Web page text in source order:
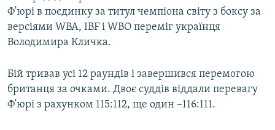
Ф'юрі в поєдинку за титул чемпіона світу з боксу за
версіями WBA, IBF і WBO переміг українця
Володимира Кличка.
Бій тривав усі 12 раундів і завершився перемогою
британця за очками. Двоє суддів віддали перевагу
Ф'юрі з рахунком 115:112, ще один –116:111.